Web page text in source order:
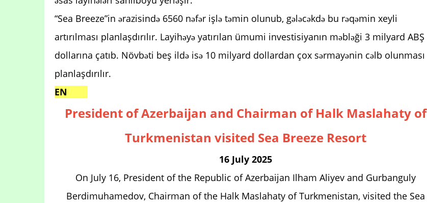
“Sea Breeze”in ərazisində 6560 nəfər işlə təmin olunub, gələcəkdə bu rəqəmin xeyli
artırılması planlaşdırılır. Layihəyə yatırılan ümumi investisiyanın məbləği 3 milyard ABŞ
dollarına çatıb. Növbəti beş ildə isə 10 milyard dollardan çox sərmayənin cəlb olunması
planlaşdırılır.
EN
President of Azerbaijan and Chairman of Halk Maslahaty of
Turkmenistan visited Sea Breeze Resort
16 July 2025
On July 16, President of the Republic of Azerbaijan Ilham Aliyev and Gurbanguly
Berdimuhamedov, Chairman of the Halk Maslahaty of Turkmenistan, visited the Sea